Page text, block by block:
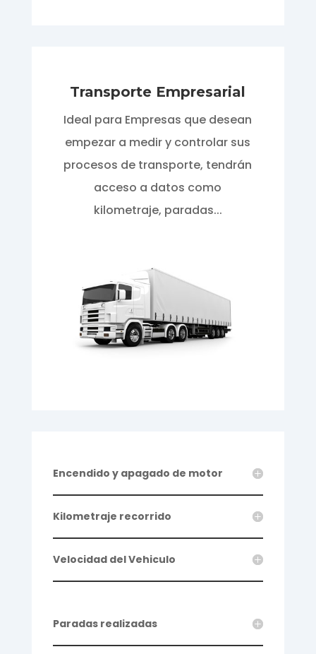
Transporte Empresarial
Ideal para Empresas que desean
empezar a medir y controlar sus
procesos de transporte, tendrán
acceso a datos como
kilometraje, paradas...
Encendido y apagado de motor
Kilometraje recorrido
Velocidad del Vehiculo
Paradas realizadas